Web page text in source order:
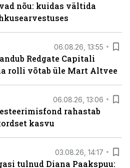
nõu: kuidas vältida
06.08.26, 13:55
Redgate Capitali
rolli võtab üle Mart Altvee
06.08.26, 13:06
rahastab
kasvu
03.08.26, 14:17
tulnud Diana Paakspuu: